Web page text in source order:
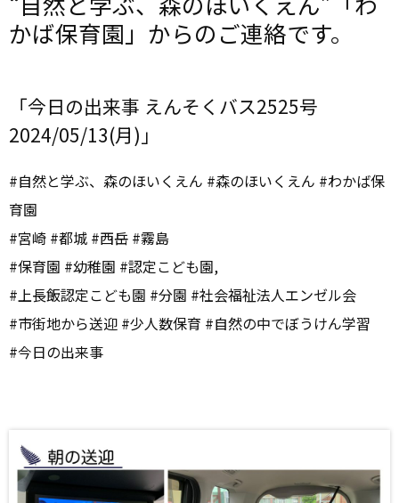
かば保育園」からのご連絡です。
「今日の出来事 えんそくバス2525号
2024/05/13(月)」
#自然と学ぶ、森のほいくえん #森のほいくえん #わかば保
育園
#宮崎 #都城 #西岳 #霧島
#保育園 #幼稚園 #認定こども園,
#上長飯認定こども園 #分園 #社会福祉法人エンゼル会
#市街地から送迎 #少人数保育 #自然の中でぼうけん学習
#今日の出来事